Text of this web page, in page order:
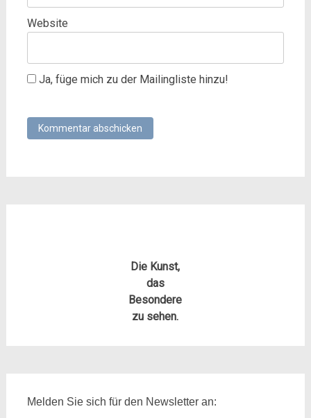
Website
Ja, füge mich zu der Mailingliste hinzu!
Die Kunst,
das
Besondere
zu sehen.
Melden Sie sich für den Newsletter an: